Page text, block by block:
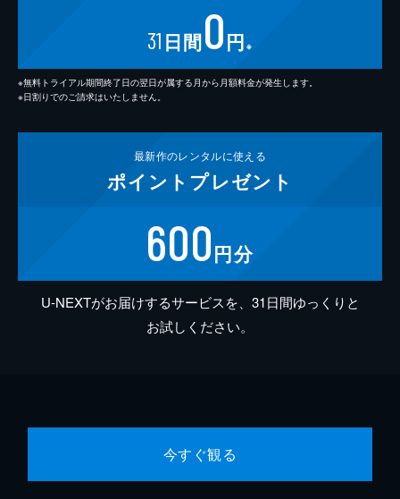
31 日間0円 ※
※無料トライアル期間終了日の翌日が属する月から月額料金が発生します。
※日割りでのご請求はいたしません。
最新作のレンタルに使える
ポイント プレゼント
600円分
U-NEXTがお届けするサービスを、31日間ゆっくりと
お試しください。
今すぐ観る